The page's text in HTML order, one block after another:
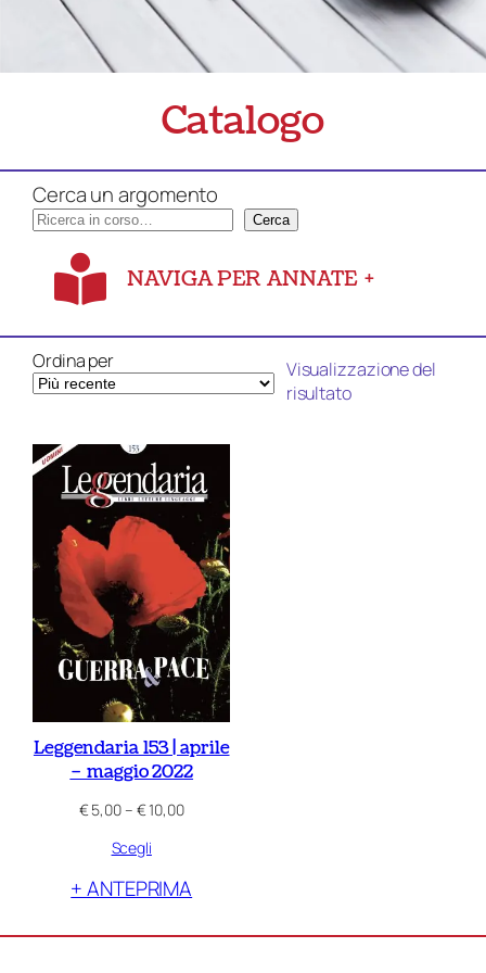
Catalogo
Cerca un argomento
Cerca
NAVIGA PER ANNATE +
Ordina per
Visualizzazione del
risultato
Leggendaria 153 | aprile
– maggio 2022
€5,00– €10,00Fascia
€ 5,00
€ 10,00
Scegli
+ ANTEPRIMA